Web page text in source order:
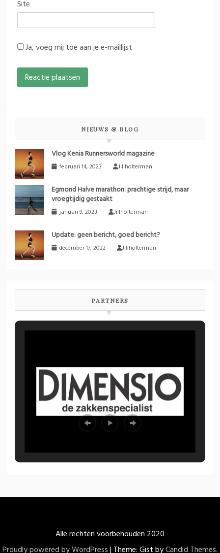
Site
Ja, voeg mij toe aan je e-maillijst
NIEUWS & BLOG
Vlog Kenia Runnersworld magazine
februari 14, 2023 Jillholterman
Egmond Halve marathon: prachtige strijd, maar
vroegtijdig gestaakt
januari 9, 2023 Jillholterman
Update: geen bericht, goed bericht?
december 17, 2022 Jillholterman
PARTNERS
Alle rechten voorbehouden 2020
Proudly powered by WordPress| Theme: Gist byCandid Themes.